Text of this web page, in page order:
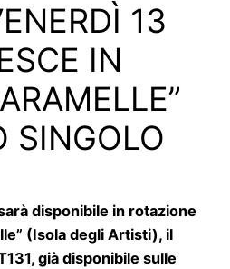
13
IN
SINGOLO
disponibile in rotazione
(Isola degli Artisti), il
già disponibile sulle